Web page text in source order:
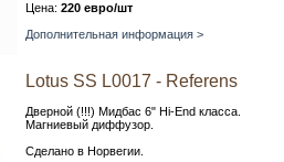
Цена: 220 евро/шт
Дополнительная информация >
Lotus SS L0017 - Referens
Дверной (!!!) Мидбас 6" Hi-End класса.
Магниевый диффузор.
Сделано в Норвегии.